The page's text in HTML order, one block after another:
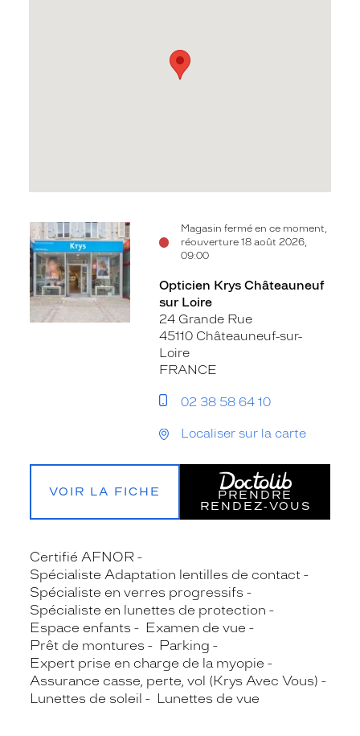
Magasin fermé en ce moment,
réouverture 18 août 2026,
09:00
Voir
la
fiche
Opticien Krys Châteauneuf
sur Loire
24 Grande Rue
45110 Châteauneuf-sur-
Loire
FRANCE
02 38 58 64 10
Localiser sur la carte
VOIR LA FICHE
PRENDRE
RENDEZ‑VOUS
Certifié AFNOR
Spécialiste Adaptation lentilles de contact
Spécialiste en verres progressifs
Spécialiste en lunettes de protection
Espace enfants
Examen de vue
Prêt de montures
Parking
Expert prise en charge de la myopie
Assurance casse, perte, vol (Krys Avec Vous)
Lunettes de soleil
Lunettes de vue